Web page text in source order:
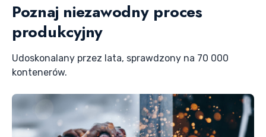
Poznaj niezawodny proces
produkcyjny
Udoskonalany przez lata, sprawdzony na 70 000
kontenerów.